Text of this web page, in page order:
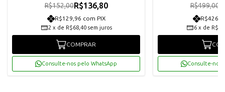
R$152,00R$136,80
R$129,96 com PIX
2 x de R$68,40 sem juros
COMPRAR
Consulte-nos pelo WhatsApp
R$499,00
6 x de
Consulte-nos